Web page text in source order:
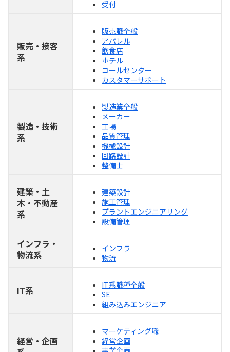
受付
販売・接客
系
販売職全般
アパレル
飲食店
ホテル
コールセンター
カスタマーサポート
製造・技術
系
製造業全般
メーカー
工場
品質管理
機械設計
回路設計
整備士
建築・土
木・不動産
系
建築設計
施工管理
プラントエンジニアリング
設備管理
インフラ・
物流系
インフラ
物流
IT系
IT系職種全般
SE
組み込みエンジニア
経営・企画
マーケティング職
経営企画